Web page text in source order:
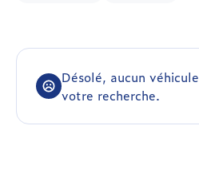
Désolé, aucun
votre recherche.